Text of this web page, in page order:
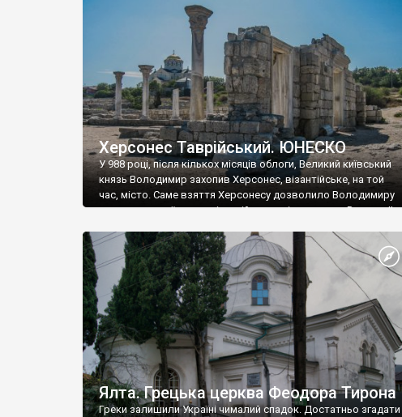
візантійської доби. Раритети викрадені з фондів об’єкту
культурної спадщини ЮНЕСКО «Херсонеса Таврійського».
Офіційно – на виставку «Золото Візантії», але експерти та
влада в Україні вважають це лише […]
Херсонес Таврійський. ЮНЕСКО
У 988 році, після кількох місяців облоги, Великий київський
князь Володимир захопив Херсонес, візантійське, на той
час, місто. Саме взяття Херсонесу дозволило Володимиру
диктувати свої умови візантійському імператору Василю ІІ,
Херсонесі Володимир-язичник, став Василем-
християнином. А потім було Хрещення Русі. На честь
Херсонесу Таврійського названо місто […]
Ялта. Грецька церква Феодора Тирона
Греки залишили Україні чималий спадок. Достатньо згадати